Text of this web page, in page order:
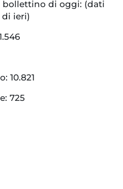
bollettino di oggi: (dati
di ieri)
10.821
725